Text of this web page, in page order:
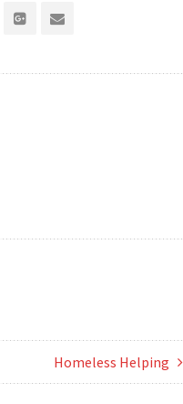
Homeless Helping